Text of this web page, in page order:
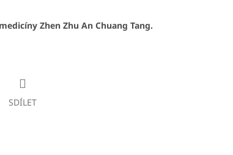
Zhen Zhu An Chuang Tang.
SDÍLET